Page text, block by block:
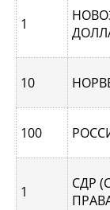
1
10
100
1
СДР